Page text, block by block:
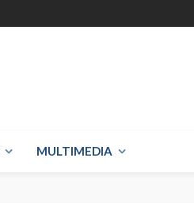
MULTIMEDIA